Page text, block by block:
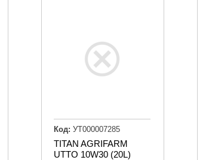
TITAN AGRIFARM
UTTO 10W30 (20L)
Код: УТ000007285